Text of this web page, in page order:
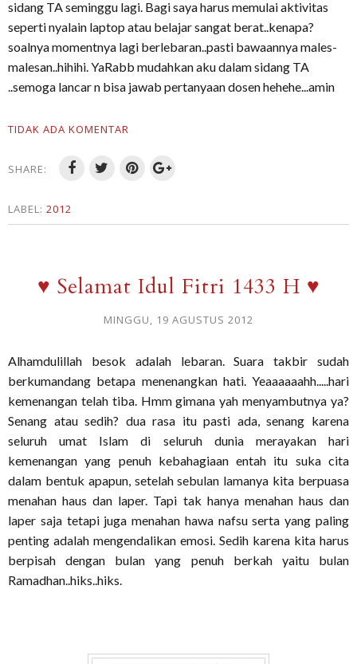
sidang TA seminggu lagi. Bagi saya harus memulai aktivitas
seperti nyalain laptop atau belajar sangat berat..kenapa?
soalnya momentnya lagi berlebaran..pasti bawaannya males-
malesan..hihihi. YaRabb mudahkan aku dalam sidang TA
..semoga lancar n bisa jawab pertanyaan dosen hehehe...amin
TIDAK ADA KOMENTAR
SHARE:
LABEL: 2012
♥ Selamat Idul Fitri 1433 H ♥
MINGGU, 19 AGUSTUS 2012
Alhamdulillah besok adalah lebaran. Suara takbir sudah
berkumandang betapa menenangkan hati. Yeaaaaaahh.....hari
kemenangan telah tiba. Hmm gimana yah menyambutnya ya?
Senang atau sedih? dua rasa itu pasti ada, senang karena
seluruh umat Islam di seluruh dunia merayakan hari
kemenangan yang penuh kebahagiaan entah itu suka cita
dalam bentuk apapun, setelah sebulan lamanya kita berpuasa
menahan haus dan laper. Tapi tak hanya menahan haus dan
laper saja tetapi juga menahan hawa nafsu serta yang paling
penting adalah mengendalikan emosi. Sedih karena kita harus
berpisah dengan bulan yang penuh berkah yaitu bulan
Ramadhan..hiks..hiks.